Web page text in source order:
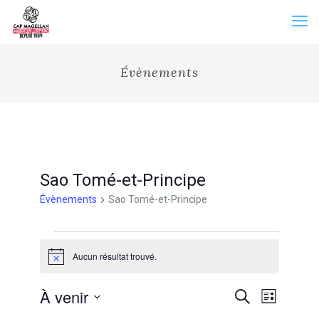
Évènements
Sao Tomé-et-Principe
Évènements Sao Tomé-et-Principe
NoticeAucun résultat trouvé.
Recherche
Recherche
Navigation
de
Liste
À venir